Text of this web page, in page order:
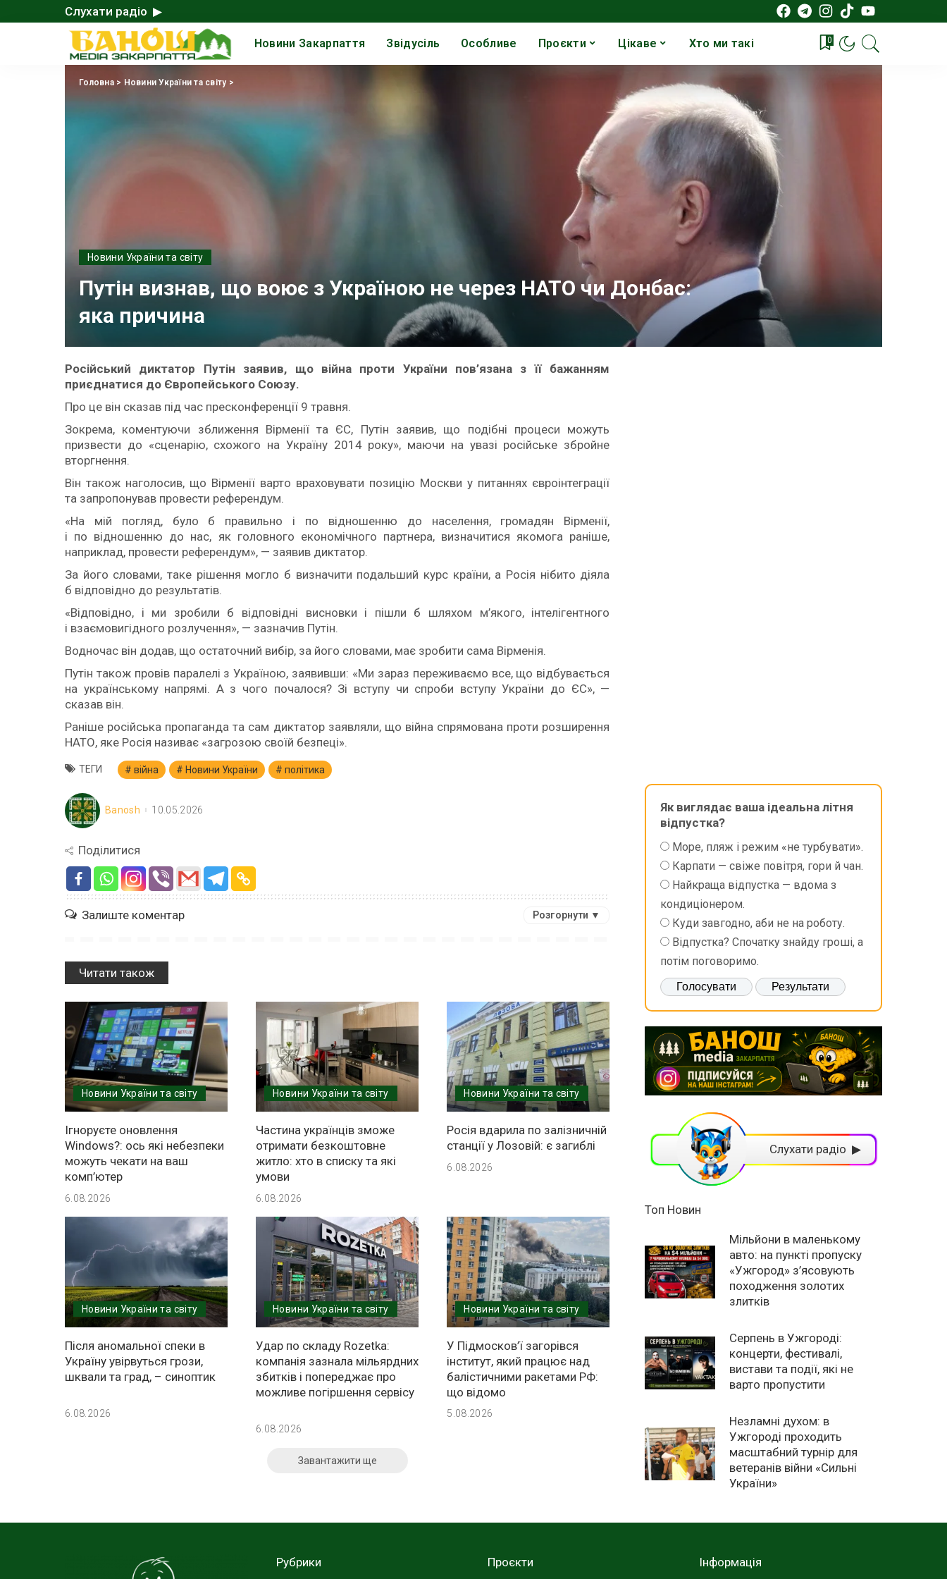
Слухати радіо ▶
Новини Закарпаття Звідусіль Особливе Проєкти Цікаве Хто ми такі 0
Головна> Новини України та світу >
Новини України та світу
Путін визнав, що воює з Україною не через НАТО чи Донбас:
яка причина
Російський диктатор Путін заявив, що війна проти України пов’язана з її бажанням
приєднатися до Європейського Союзу.
Про це він сказав під час пресконференції 9 травня.
Зокрема, коментуючи зближення Вірменії та ЄС, Путін заявив, що подібні процеси можуть
призвести до «сценарію, схожого на Україну 2014 року», маючи на увазі російське збройне
вторгнення.
Він також наголосив, що Вірменії варто враховувати позицію Москви у питаннях євроінтеграції
та запропонував провести референдум.
«На мій погляд, було б правильно і по відношенню до населення, громадян Вірменії,
і по відношенню до нас, як головного економічного партнера, визначитися якомога раніше,
наприклад, провести референдум», — заявив диктатор.
За його словами, таке рішення могло б визначити подальший курс країни, а Росія нібито діяла
б відповідно до результатів.
«Відповідно, і ми зробили б відповідні висновки і пішли б шляхом м’якого, інтелігентного
і взаємовигідного розлучення», — зазначив Путін.
Водночас він додав, що остаточний вибір, за його словами, має зробити сама Вірменія.
Путін також провів паралелі з Україною, заявивши: «Ми зараз переживаємо все, що відбувається
на українському напрямі. А з чого почалося? Зі вступу чи спроби вступу України до ЄС», —
сказав він.
Раніше російська пропаганда та сам диктатор заявляли, що війна спрямована проти розширення
НАТО, яке Росія називає «загрозою своїй безпеці».
ТЕГИ війна Новини України політика
Banosh 10.05.2026
Поділитися
Залиште коментар Розгорнути ▼
Читати також
Новини України та світу
Ігноруєте оновлення
Windows?: ось які небезпеки
можуть чекати на ваш
комп’ютер
6.08.2026
Новини України та світу
Частина українців зможе
отримати безкоштовне
житло: хто в списку та які
умови
6.08.2026
Новини України та світу
Росія вдарила по залізничній
станції у Лозовій: є загиблі
6.08.2026
Новини України та світу
Після аномальної спеки в
Україну увірвуться грози,
шквали та град, – синоптик
6.08.2026
Новини України та світу
Удар по складу Rozetka:
компанія зазнала мільярдних
збитків і попереджає про
можливе погіршення сервісу
6.08.2026
Новини України та світу
У Підмосков’ї загорівся
інститут, який працює над
балістичними ракетами РФ:
що відомо
5.08.2026
Завантажити ще
Як виглядає ваша ідеальна літня
відпустка?
Море, пляж і режим «не турбувати».
Карпати — свіже повітря, гори й чан.
Найкраща відпустка — вдома з
кондиціонером.
Куди завгодно, аби не на роботу.
Відпустка? Спочатку знайду гроші, а
потім поговоримо.
Слухати радіо ▶
Топ Новин
Мільйони в маленькому
авто: на пункті пропуску
«Ужгород» з’ясовують
походження золотих
злитків
Серпень в Ужгороді:
концерти, фестивалі,
вистави та події, які не
варто пропустити
Незламні духом: в
Ужгороді проходить
масштабний турнір для
ветеранів війни «Сильні
України»
Рубрики Проєкти Інформація